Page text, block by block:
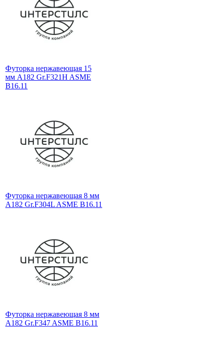
Футорка нержавеющая 15
мм A182 Gr.F321H ASME
B16.11
Футорка нержавеющая 8 мм
A182 Gr.F304L ASME B16.11
Футорка нержавеющая 8 мм
A182 Gr.F347 ASME B16.11